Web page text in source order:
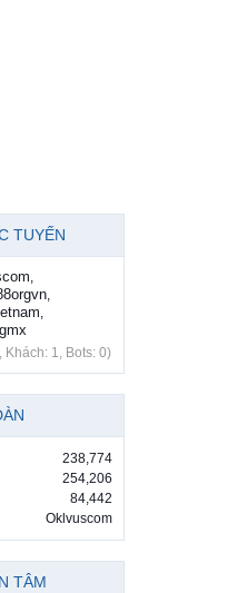
TUYẾN
,
,
,
Khách: 1, Bots: 0)
238,774
254,206
84,442
Oklvuscom
TÂM